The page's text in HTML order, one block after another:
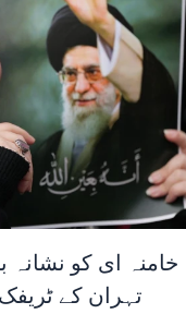
خامنہ ای کو نشانہ
تہران کے